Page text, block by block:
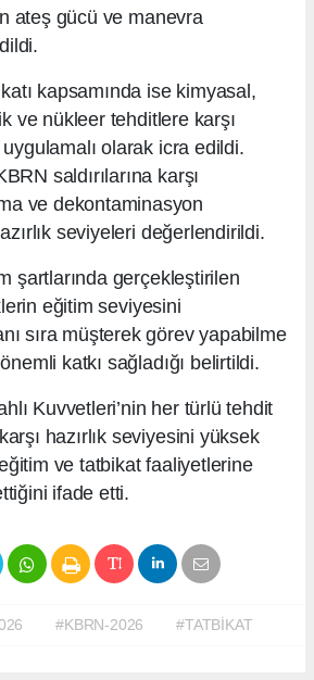
ateş gücü ve manevra
kapsamında ise kimyasal,
ve nükleer tehditlere karşı
olarak icra edildi.
saldırılarına karşı
ve dekontaminasyon
seviyeleri değerlendirildi.
şartlarında gerçekleştirilen
eğitim seviyesini
sıra müşterek görev yapabilme
katkı sağladığı belirtildi.
Kuvvetleri’nin her türlü tehdit
hazırlık seviyesini yüksek
ve tatbikat faaliyetlerine
ifade etti.
#KBRN-2026 #TATBİKAT